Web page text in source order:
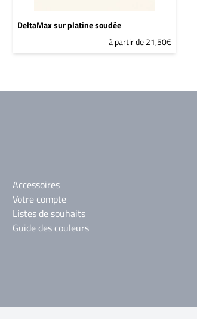
DeltaMax sur platine soudée
à partir de 21,50€
Accessoires
Votre compte
Listes de souhaits
Guide des couleurs